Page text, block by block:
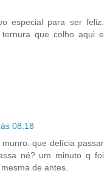
especial para ser feliz.
que colho aqui e
08:18
que delícia passar
né? um minuto q foi
de antes.